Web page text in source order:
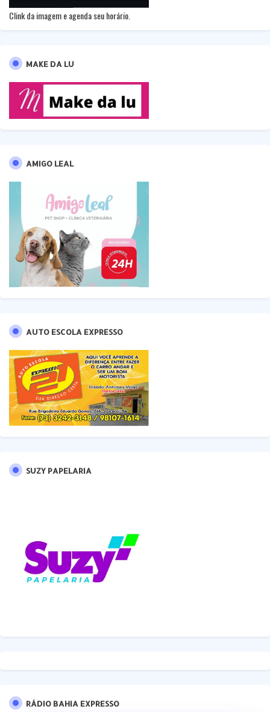
Clink da imagem e agenda seu horário.
MAKE DA LU
AMIGO LEAL
AUTO ESCOLA EXPRESSO
SUZY PAPELARIA
RÁDIO BAHIA EXPRESSO